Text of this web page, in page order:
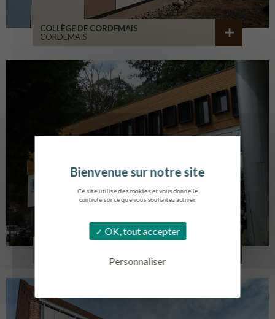
Ce site utilise des cookies et vous donne le
contrôle sur ce que vous souhaitez activer.
OK, tout accepter
Personnaliser
COLLÈGE DE CORDEMAIS
CORDEMAIS